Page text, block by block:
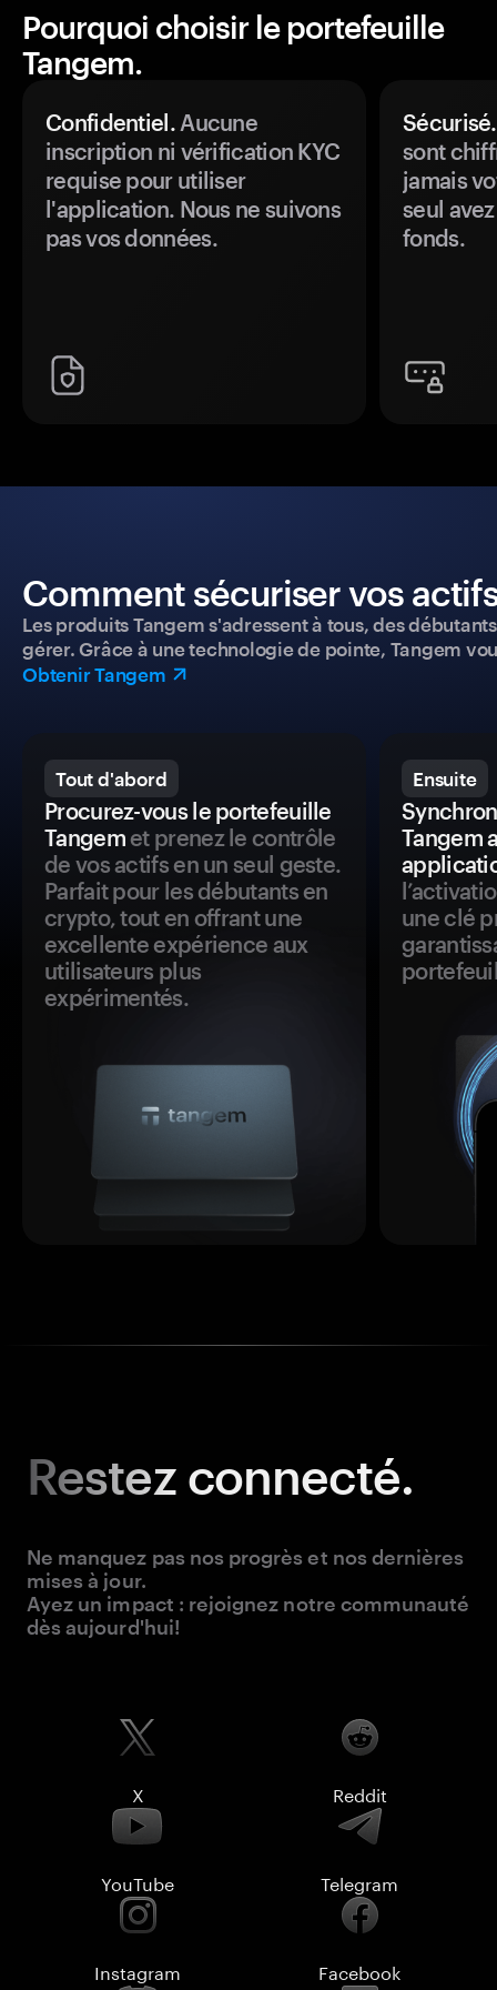
Pourquoi choisir le portefeuille
Tangem.
Confidentiel.Aucune
inscription ni vérification KYC
requise pour utiliser
l'application. Nous ne suivons
pas vos données.
Sécurisé.
sont
jamais
seul
fonds.
Comment sécuriser vos
Les produits Tangem s'adressent à tous, des
gérer. Grâce à une technologie de pointe, Tangem
Obtenir Tangem
Tout d'abord
Procurez-vous le portefeuille
Tangemet prenez le contrôle
de vos actifs en un seul geste.
Parfait pour les débutants en
crypto, tout en offrant une
excellente expérience aux
utilisateurs plus
expérimentés.
Ensuite
Tangem
une clé
Restezconnecté.
Ne manquez pas nos progrès et nos dernières
mises à jour.
Ayez un impact : rejoignez notre communauté
dès aujourd'hui!
X Reddit
YouTube Telegram
Instagram Facebook